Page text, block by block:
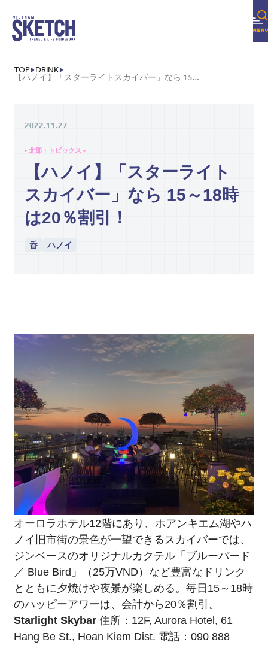
TOP DRINK
【ハノイ】「スターライトスカイバー」なら 15～18時は20％割引！
2022.11.27
• 北部・トピックス •
【ハノイ】「スターライト
スカイバー」なら 15～18時
は20％割引！
呑 ハノイ
オーロラホテル12階にあり、ホアンキエム湖やハ
ノイ旧市街の景色が一望できるスカイバーでは、
ジンベースのオリジナルカクテル「ブルーバード
／ Blue Bird」（25万VND）など豊富なドリンク
とともに夕焼けや夜景が楽しめる。毎日15～18時
のハッピーアワーは、会計から20％割引。
Starlight Skybar住所： 12F, Aurora Hotel, 61
Hang Be St., Hoan Kiem Dist. 電話：090 888